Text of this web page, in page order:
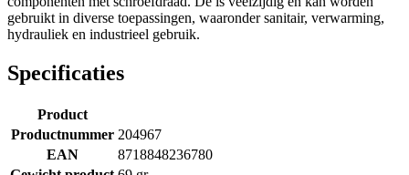
gebruikt in diverse toepassingen, waaronder sanitair, verwarming,
hydrauliek en industrieel gebruik.
Specificaties
Product
Productnummer 204967
EAN
8718848236780